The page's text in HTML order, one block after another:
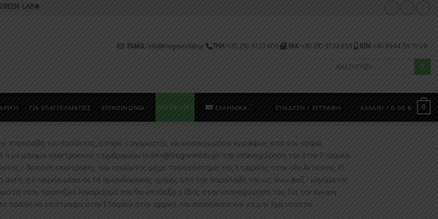
LAB®
EMAIL: info@thegreenlab.gr ΤΗΛ: +30 210 97 33 609 FAX: +30 210 97 33 659 ΚΙΝ: +30 6944 59 19 09
για:
ΓΙΑ ΕΠΑΓΓΕΛΜΑΤΙΕΣ ΕΠΙΚΟΙΝΩΝΙΑ ΠΡΟΣΦΟΡΕΣ ΕΛΛΗΝΙΚΆ ΣΎΝΔΕΣΗ / ΕΓΓΡΑΦΉ ΚΑΛΆΘΙ /0.00 € 0
παραλαβή του προϊόντος, μπορεί ο αγοραστής να υπαναχωρήσει εγγράφως από την αγορά,
με μήνυμα ηλεκτρονικού ταχυδρομείου (sales@thegreenlab.gr) την υπαναχώρησή του στην Εταιρεία,
/ δαπάνη επιστροφής του προϊόντος μέχρι το κατάστημα της Εταιρείας στην οδό Αντιόπης 31,
αυτή, η Εταιρεία μέσα σε 14 ημερολογιακές ημέρες από την παραλαβή του ως άνω φαξ / μηνύματός
στον τραπεζικό λογαριασμό που θα υποδείξει ο ίδιος στην υπαναχώρησή του. Για την έγκυρη
να επιστραφεί στην Εταιρεία στην αρχική του συσκευασία και να μην έχει υποστεί